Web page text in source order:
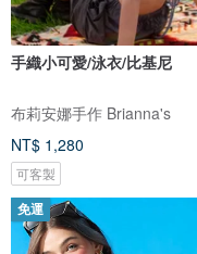
手織小可愛/泳衣/比基尼
布莉安娜手作 Brianna's
NT$ 1,280
可客製
免運